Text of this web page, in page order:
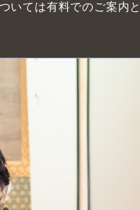
ては有料でのご案内